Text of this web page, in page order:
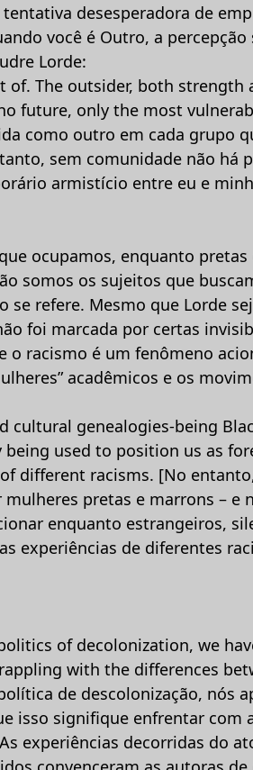
desesperadora de
você é Outro, a
Lorde:
of. The outsider, both strength
future, only the most
como outro em cada grupo
sem comunidade não há
armistício entre eu e
ocupamos, enquanto pretas
somos os sujeitos que
refere. Mesmo que Lorde
foi marcada por certas
o racismo é um fenômeno
acadêmicos e os
cultural genealogies-being
used to position us as
different racisms. [No
pretas e marrons – e
enquanto estrangeiros,
experiências de diferentes
of decolonization, we
with the differences
de descolonização, nós
isso signifique enfrentar com
experiências decorridas do